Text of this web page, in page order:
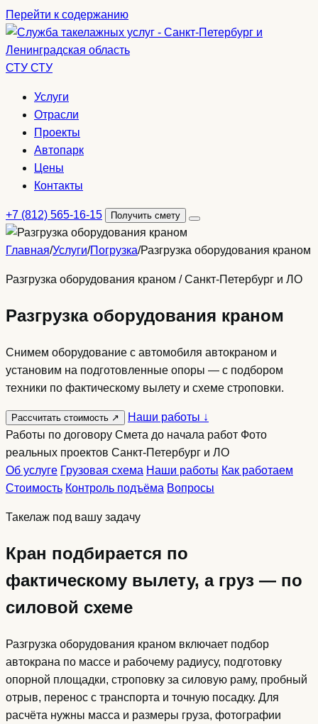
Перейти к содержанию
СТУ СТУ
Услуги
Отрасли
Проекты
Автопарк
Цены
Контакты
+7 (812) 565-16-15 Получить смету
Открыть
Главная/Услуги/Погрузка/Разгрузка оборудования краном
Разгрузка оборудования краном / Санкт-Петербург и ЛО
Разгрузка оборудования краном
Снимем оборудование с автомобиля автокраном и
установим на подготовленные опоры — с подбором
техники по фактическому вылету и схеме строповки.
Рассчитать стоимость ↗ Наши работы ↓
Работы по договору Смета до начала работ Фото
реальных проектов Санкт-Петербург и ЛО
Об услуге Грузовая схема Наши работы Как работаем
Стоимость Контроль подъёма Вопросы
Такелаж под вашу задачу
Кран подбирается по
фактическому вылету, а груз — по
силовой схеме
Разгрузка оборудования краном включает подбор
автокрана по массе и рабочему радиусу, подготовку
опорной площадки, строповку за силовую раму, пробный
отрыв, перенос с транспорта и точную посадку. Для
расчёта нужны масса и размеры груза, фотографии